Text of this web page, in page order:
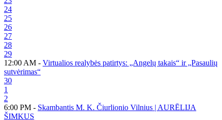
24
25
26
27
28
29
12:00 AM - Virtualios realybės patirtys: „Angelų takais“ ir „Pasaulių
sutvėrimas“
30
1
2
6:00 PM - Skambantis M. K. Čiurlionio Vilnius | AURĒLIJA
ŠIMKUS